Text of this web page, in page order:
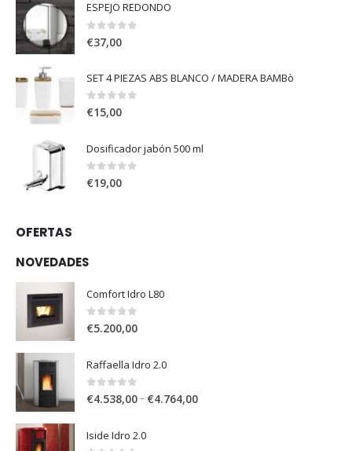
ESPEJO REDONDO
0out of 5
€37,00
SET 4 PIEZAS ABS BLANCO / MADERA BAMBò
0 out of 5
€15,00
Dosificador jabón 500 ml
0 out of 5
€19,00
OFERTAS
NOVEDADES
Comfort Idro L80
0out of 5
€5.200,00
Raffaella Idro 2.0
0 out of 5
€4.538,00– €4.764,00
Iside Idro 2.0